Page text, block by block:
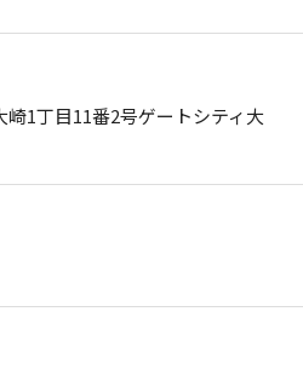
崎1丁目11番2号ゲートシティ大